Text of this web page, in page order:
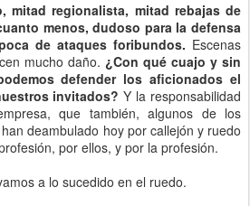
mitad regionalista, mitad rebajas de
menos, dudoso para la defensa
de ataques foribundos. Escenas
mucho daño. ¿Con qué cuajo y sin
defender los aficionados el
invitados?Y la responsabilidad
que también, algunos de los
deambulado hoy por callejón y ruedo
por ellos, y por la profesión.
a lo sucedido en el ruedo.